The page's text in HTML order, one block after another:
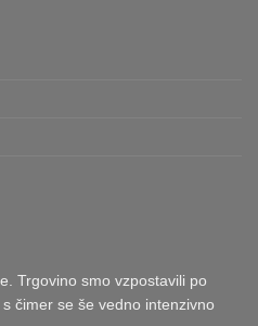
Trgovino smo vzpostavili po
čimer se še vedno intenzivno